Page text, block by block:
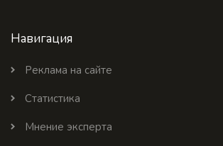
Навигация
Реклама на сайте
Статистика
Мнение эксперта